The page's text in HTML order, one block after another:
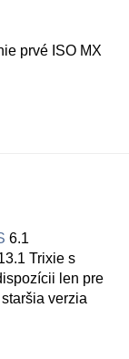
prvé ISO MX
6.1
Trixie s
len pre
verzia